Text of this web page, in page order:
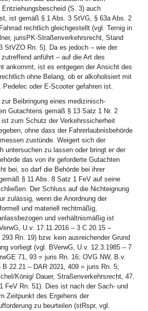
Entziehungsbescheid (S. 3) auch
ist gemäß § 1 Abs. 3 StVG, § 63a Abs. 2
rechtlich gleichgestellt (vgl. Ternig in
jurisPK-Straßenverkehrsrecht, Stand
StVZO Rn. 5). Da es jedoch – wie der
anführt – auf die Art des
ankommt, ist es entgegen der Ansicht des
ohne Belang, ob er alkoholisiert mit
Pedelec oder E-Scooter gefahren ist.
zur Beibringung eines medizinisch-
Gutachtens gemäß § 13 Satz 1 Nr. 2
zum Schutz der Verkehrssicherheit
ohne dass der Fahrerlaubnisbehörde
zustünde. Weigert sich der
untersuchen zu lassen oder bringt er der
das von ihr geforderte Gutachten
bei, so darf die Behörde bei ihrer
§ 11 Abs. 8 Satz 1 FeV auf seine
Der Schluss auf die Nichteignung
zulässig, wenn die Anordnung der
und materiell rechtmäßig,
und verhältnismäßig ist
U.v. 17.11.2016 – 3 C 20.15 –
293 Rn. 19) bzw. kein ausreichender Grund
vorliegt (vgl. BVerwG, U.v. 12.3.1985 – 7
71, 93 = juris Rn. 16; OVG NW, B.v.
B 22.21 – DAR 2021, 409 = juris Rn. 5;
König/ Dauer, Straßenverkehrsrecht, 47.
FeV Rn. 51). Dies ist nach der Sach- und
Zeitpunkt des Ergehens der
zu beurteilen (stRspr, vgl.